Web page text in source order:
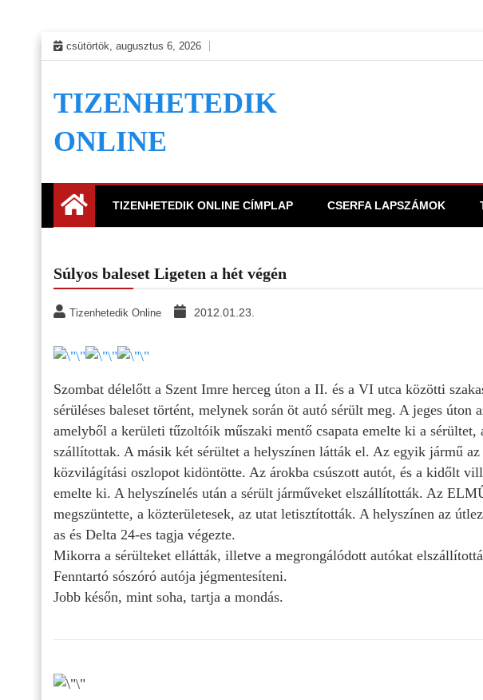
Skip
to
csütörtök, augusztus 6, 2026
TIZENHETEDIK
ONLINE
TIZENHETEDIK ONLINE CÍMPLAP CSERFA LAPSZÁMOK
Súlyos baleset Ligeten a hét végén
Tizenhetedik Online 2012.01.23.
Szombat délelőtt a Szent Imre herceg úton a II. és a VI utca közötti
sérüléses baleset történt, melynek során öt autó sérült meg. A jeges úton
amelyből a kerületi tűzoltóik műszaki mentő csapata emelte ki a sérültet,
szállítottak. A másik két sérültet a helyszínen látták el. Az egyik jármű
közvilágítási oszlopot kidöntötte. Az árokba csúszott autót, és a kidőlt
emelte ki. A helyszínelés után a sérült járműveket elszállították. Az
megszüntette, a közterületesek, az utat letisztították. A helyszínen az
as és Delta 24-es tagja végezte.
Mikorra a sérülteket ellátták, illetve a megrongálódott autókat
Fenntartó sószóró autója jégmentesíteni.
Jobb későn, mint soha, tartja a mondás.